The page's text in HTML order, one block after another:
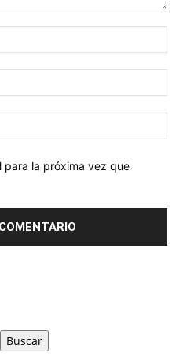
para la próxima vez que
Buscar